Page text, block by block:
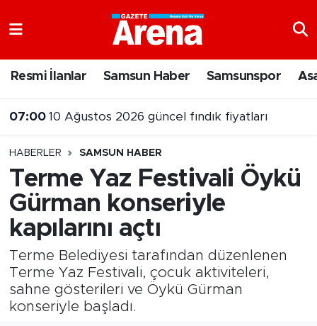
Resmi İlanlar Samsun Haber Samsunspor
10 Ağustos 2026 güncel fındık fiyatları
23:07 Samsun’da denizde kaybolan 17 yaşındaki gençten acı haber
HABERLER SAMSUN HABER
Terme Yaz Festivali Öykü
Gürman konseriyle
kapılarını açtı
Terme Belediyesi tarafından düzenlenen
Terme Yaz Festivali, çocuk aktiviteleri,
sahne gösterileri ve Öykü Gürman
konseriyle başladı.
Samsun Namaz Vakitleri
Süper Lig Puan Durumu ve Fikstür
Tüm Manşetler
Son Dakika Haberleri
Haber Arşivi